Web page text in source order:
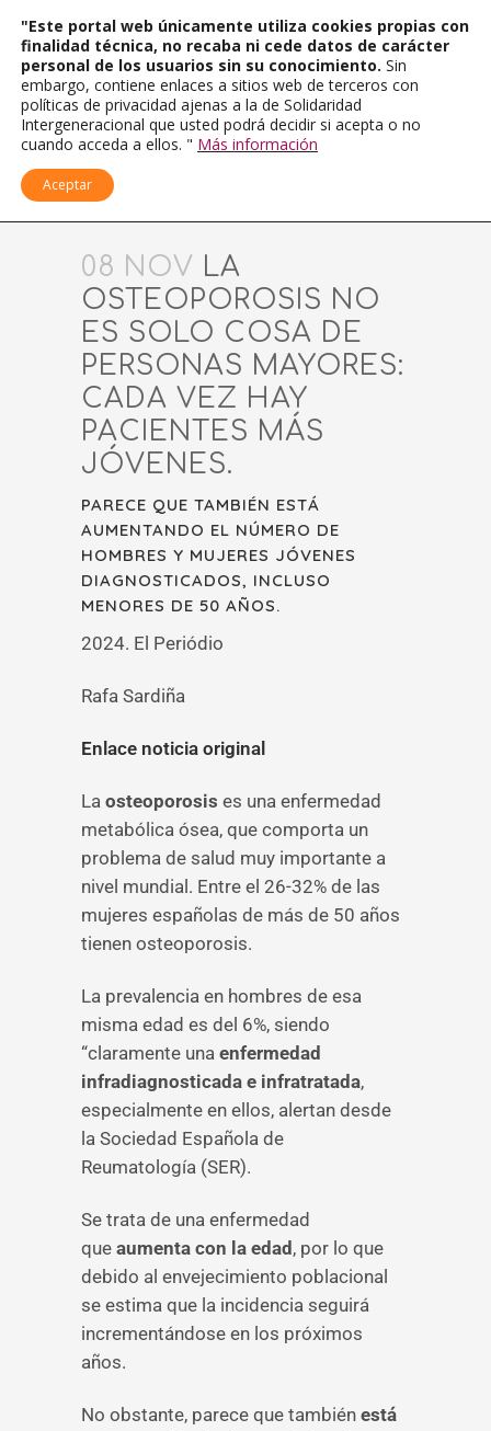
08 NOV LA
OSTEOPOROSIS NO
ES SOLO COSA DE
PERSONAS MAYORES:
CADA VEZ HAY
PACIENTES MÁS
JÓVENES.
PARECE QUE TAMBIÉN ESTÁ
AUMENTANDO EL NÚMERO DE
HOMBRES Y MUJERES JÓVENES
DIAGNOSTICADOS, INCLUSO
MENORES DE 50 AÑOS.
2024. El Periódio
Rafa Sardiña
Enlace noticia original
La osteoporosis es una enfermedad
metabólica ósea, que comporta un
problema de salud muy importante a
nivel mundial. Entre el 26-32% de las
mujeres españolas de más de 50 años
tienen osteoporosis.
La prevalencia en hombres de esa
misma edad es del 6%, siendo
“claramente una enfermedad
infradiagnosticada e infratratada,
especialmente en ellos, alertan desde
la Sociedad Española de
Reumatología (SER).
Se trata de una enfermedad
que aumenta con la edad , por lo que
debido al envejecimiento poblacional
se estima que la incidencia seguirá
incrementándose en los próximos
años.
No obstante, parece que también está
"Este portal web únicamente utiliza cookies propias con
finalidad técnica, no recaba ni cede datos de carácter
personal de los usuarios sin su conocimiento. Sin
embargo, contiene enlaces a sitios web de terceros con
políticas de privacidad ajenas a la de Solidaridad
Intergeneracional que usted podrá decidir si acepta o no
cuando acceda a ellos. " Más información
Aceptar